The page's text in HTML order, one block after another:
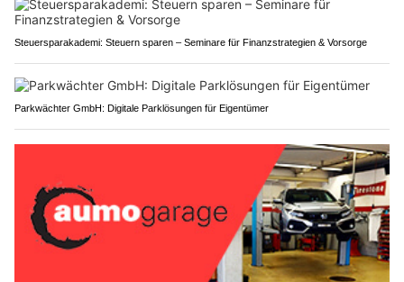
Steuersparakademi: Steuern sparen – Seminare für Finanzstrategien & Vorsorge
Parkwächter GmbH: Digitale Parklösungen für Eigentümer